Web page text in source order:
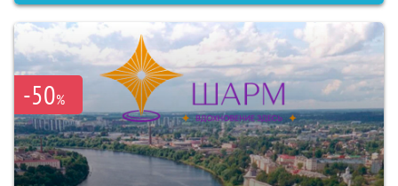
-50%